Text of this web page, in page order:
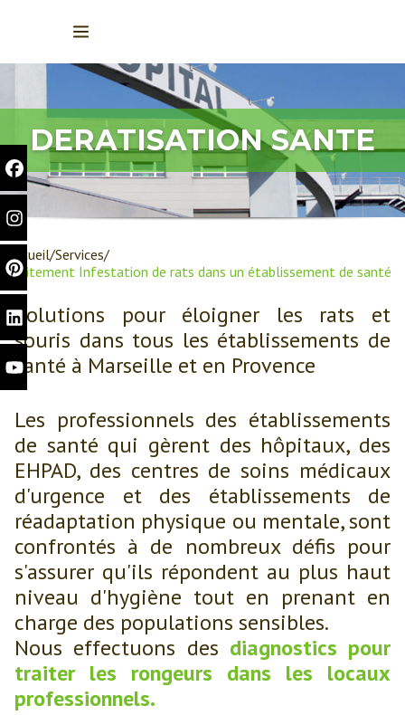
DERATISATION SANTE
Accueil Services
Traitement Infestation de rats dans un établissement de santé
Solutions pour éloigner les rats et
souris dans tous les établissements de
santé à Marseille et en Provence
Les professionnels des établissements
de santé qui gèrent des hôpitaux, des
EHPAD, des centres de soins médicaux
d'urgence et des établissements de
réadaptation physique ou mentale, sont
confrontés à de nombreux défis pour
s'assurer qu'ils répondent au plus haut
niveau d'hygiène tout en prenant en
charge des populations sensibles.
Nous effectuons des diagnostics pour
traiter les rongeurs dans les locaux
professionnels.